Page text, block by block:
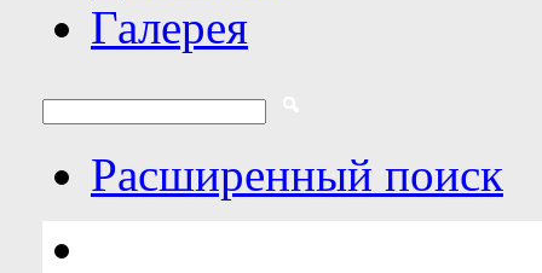
Галерея
Расширенный поиск